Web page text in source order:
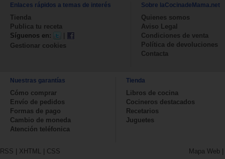
Enlaces rápidos a temas de interés
Tienda
Publica tu receta
Síguenos en:
Gestionar cookies
Sobre laCocinadeMama.net
Quienes somos
Aviso Legal
Condiciones de venta
Política de devoluciones
Contacta
Nuestras garantías
Cómo comprar
Envío de pedidos
Formas de pago
Cambio de moneda
Atención teléfonica
Tienda
Libros de cocina
Cocineros destacados
Recetarios
Juguetes
RSS XHTML CSS Mapa Web